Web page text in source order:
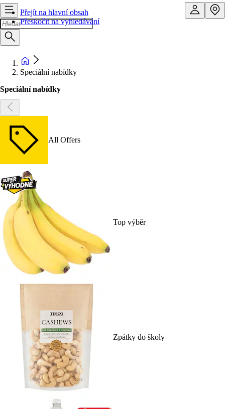
Přejít na hlavní obsah
Přeskočit na vyhledávání
Speciální nabídky
Speciální nabídky
All Offers
Top výběr
Zpátky do školy